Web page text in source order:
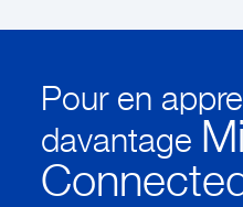
Pour en
davantage